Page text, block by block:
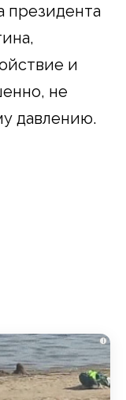
президента
и
не
давлению.
i